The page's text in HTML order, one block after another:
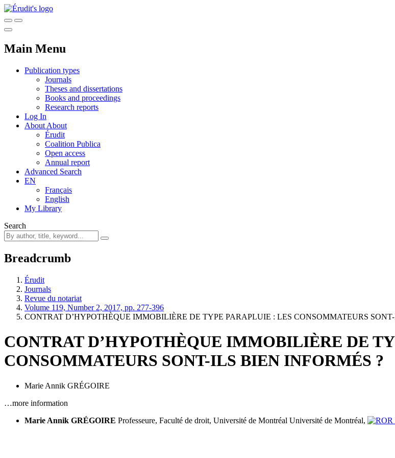
Main Menu
Publication types
Journals
Theses and dissertations
Books and proceedings
Research reports
Log In
About About
Érudit
Coalition Publica
Open access
Annual report
Advanced Search
EN
Français
English
My Library
Search
Breadcrumb
Érudit
Journals
Revue du notariat
Volume 119, Number 2, 2017, pp. 277-396
CONTRAT D’HYPOTHÈQUE IMMOBILIÈRE DE TYPE PARAPLUIE : LES CONSOMMATEURS
CONTRAT D’HYPOTHÈQUE IMMOBILIÈRE DE
CONSOMMATEURS SONT-ILS BIEN INFORMÉS ?
Marie Annik GRÉGOIRE
…more information
Marie Annik GRÉGOIRE Professeure, Faculté de droit, Université de Montréal Université de Montréal,